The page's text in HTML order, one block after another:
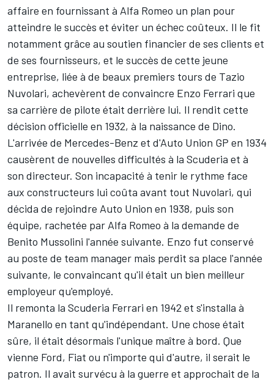
affaire en fournissant à Alfa Romeo un plan pour
atteindre le succès et éviter un échec coûteux. Il le fit
notamment grâce au soutien financier de ses clients et
de ses fournisseurs, et le succès de cette jeune
entreprise, liée à de beaux premiers tours de Tazio
Nuvolari, achevèrent de convaincre Enzo Ferrari que
sa carrière de pilote était derrière lui. Il rendit cette
décision officielle en 1932, à la naissance de Dino.
L'arrivée de Mercedes-Benz et d'Auto Union GP en 1934
causèrent de nouvelles difficultés à la Scuderia et à
son directeur. Son incapacité à tenir le rythme face
aux constructeurs lui coûta avant tout Nuvolari, qui
décida de rejoindre Auto Union en 1938, puis son
équipe, rachetée par Alfa Romeo à la demande de
Benito Mussolini l'année suivante. Enzo fut conservé
au poste de team manager mais perdit sa place l'année
suivante, le convaincant qu'il était un bien meilleur
employeur qu'employé.
Il remonta la Scuderia Ferrari en 1942 et s'installa à
Maranello en tant qu'indépendant. Une chose était
sûre, il était désormais l'unique maître à bord. Que
vienne Ford, Fiat ou n'importe qui d'autre, il serait le
patron. Il avait survécu à la guerre et approchait de la